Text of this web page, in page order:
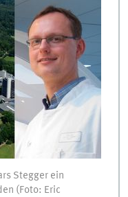
Stegger ein
(Foto: Eric